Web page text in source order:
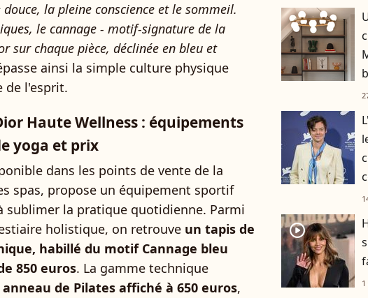
la pleine conscience et le sommeil.
le cannage - motif-signature de la
sur chaque pièce, déclinée en bleu et
ainsi la simple culture physique
de l'esprit.
Haute Wellness : équipements
yoga et prix
dans les points de vente de la
spas, propose un équipement sportif
sublimer la pratique quotidienne. Parmi
holistique, on retrouve un tapis de
habillé du motif Cannage bleu
850 euros. La gamme technique
de Pilates affiché à 650 euros,
player2